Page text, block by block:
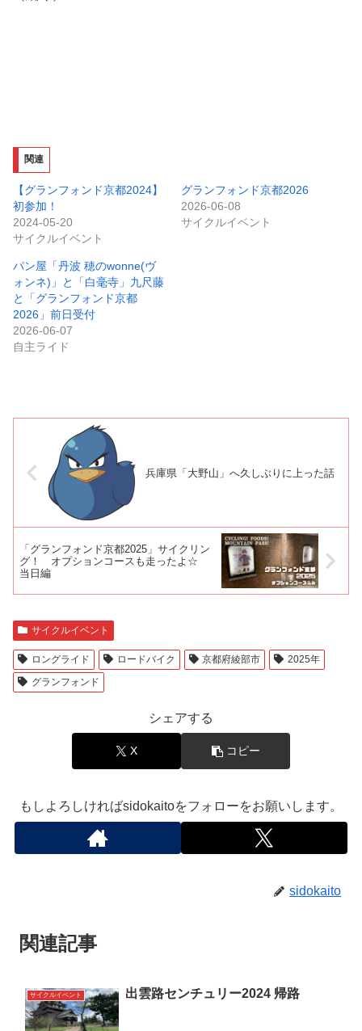
関連
【グランフォンド京都2024】
初参加！
2024-05-20
サイクルイベント
グランフォンド京都2026
2026-06-08
サイクルイベント
パン屋「丹波 穂のwonne(ヴ
ォンネ)」と「白毫寺」九尺藤
と「グランフォンド京都
2026」前日受付
2026-06-07
自主ライド
兵庫県「大野山」へ久しぶりに上った話
「グランフォンド京都2025」サイクリン
グ！ オプションコースも走ったよ☆
当日編
サイクルイベント
ロングライド ロードバイク 京都府綾部市
2025年
グランフォンド
シェアする
X コピー
もしよろしければsidokaitoをフォローをお願いします。
sidokaito
関連記事
サイクルイベント 出雲路センチュリー2024 帰路